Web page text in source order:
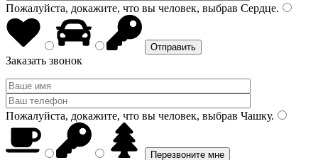
Пожалуйста, докажите, что вы человек, выбрав Сердце.
Заказать звонок
Пожалуйста, докажите, что вы человек, выбрав Чашку.